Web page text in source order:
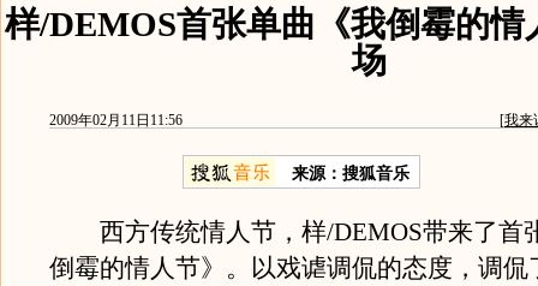
样/DEMOS首张单曲《我倒霉的情
场
2009年02月11日11:56 [我来
来源：搜狐音乐
西方传统情人节，样/DEMOS带来了首
倒霉的情人节》。以戏谑调侃的态度，调侃